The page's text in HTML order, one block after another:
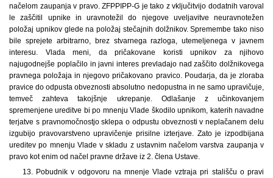
načelom zaupanja v pravo. ZFPPIPP-G je tako z vključitvijo dodatnih varoval
le zaščitil upnike in uravnotežil do njegove uveljavitve neuravnotežen
položaj upnikov glede na položaj stečajnih dolžnikov. Spremembe tako niso
bile sprejete arbitrarno, brez stvarnega razloga, utemeljenega v javnem
interesu. Vlada meni, da pričakovane koristi upnikov za njihovo
najugodnejše poplačilo in javni interes prevladajo nad zaščito dolžnikovega
pravnega položaja in njegovo pričakovano pravico. Poudarja, da je zloraba
pravice do odpusta obveznosti absolutno nedopustna in ne samo upravičuje,
temveč zahteva takojšnje ukrepanje. Odlašanje z učinkovanjem
spremenjene ureditve bi po mnenju Vlade škodilo upnikom, katerih navadne
terjatve s pravnomočnostjo sklepa o odpustu obveznosti v neplačanem delu
izgubijo pravovarstveno upravičenje prisilne izterjave. Zato je izpodbijana
ureditev po mnenju Vlade v skladu z ustavnim načelom varstva zaupanja v
pravo kot enim od načel pravne države iz 2. člena Ustave.
13. Pobudnik v odgovoru na mnenje Vlade vztraja pri stališču o pravi